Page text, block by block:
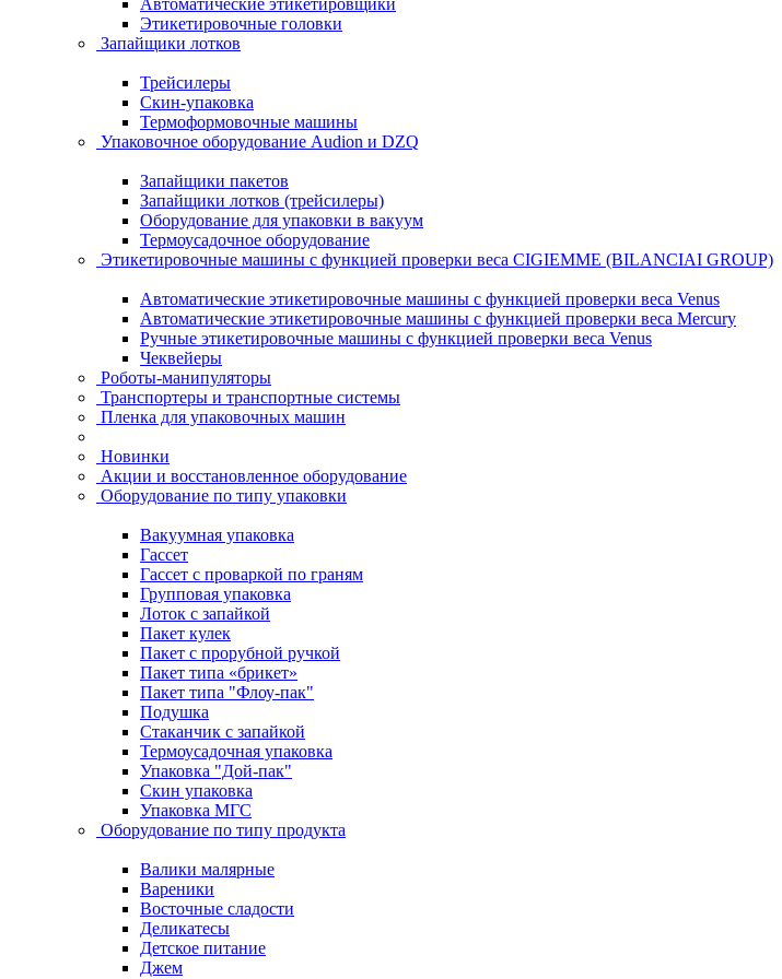
Автоматические этикетировщики
Этикетировочные головки
Запайщики лотков
Трейсилеры
Скин-упаковка
Термоформовочные машины
Упаковочное оборудование Audion и DZQ
Запайщики пакетов
Запайщики лотков (трейсилеры)
Оборудование для упаковки в вакуум
Термоусадочное оборудование
Этикетировочные машины с функцией проверки веса CIGIEMME (BILANCIAI GROUP)
Автоматические этикетировочные машины с функцией проверки веса Venus
Автоматические этикетировочные машины с функцией проверки веса Mercury
Ручные этикетировочные машины с функцией проверки веса Venus
Чеквейеры
Роботы-манипуляторы
Транспортеры и транспортные системы
Пленка для упаковочных машин
Новинки
Акции и восстановленное оборудование
Оборудование по типу упаковки
Вакуумная упаковка
Гассет
Гассет с проваркой по граням
Групповая упаковка
Лоток с запайкой
Пакет кулек
Пакет с прорубной ручкой
Пакет типа «брикет»
Пакет типа "Флоу-пак"
Подушка
Стаканчик с запайкой
Термоусадочная упаковка
Упаковка "Дой-пак"
Скин упаковка
Упаковка МГС
Оборудование по типу продукта
Валики малярные
Вареники
Восточные сладости
Деликатесы
Детское питание
Джем